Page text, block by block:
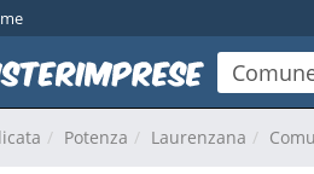
Potenza Laurenzana